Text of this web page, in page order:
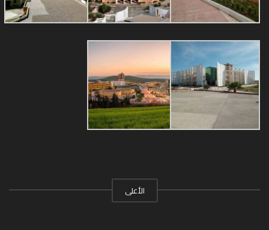
الأعلى